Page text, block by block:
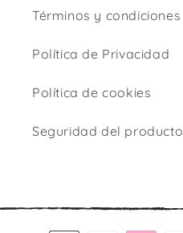
Términos y condiciones
Política de Privacidad
Política de cookies
Seguridad del producto